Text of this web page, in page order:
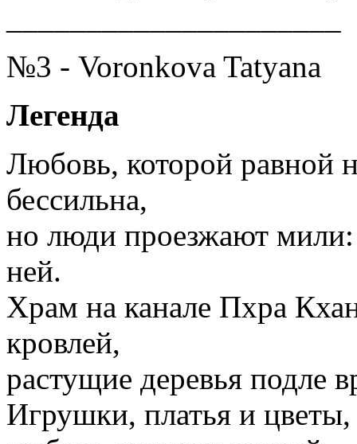
№3 - Voronkova Tatyana
Легенда
Любовь, которой равной
бессильна,
но люди проезжают мили:
ней.
Храм на канале Пхра
кровлей,
растущие деревья подле
Игрушки, платья и цветы,